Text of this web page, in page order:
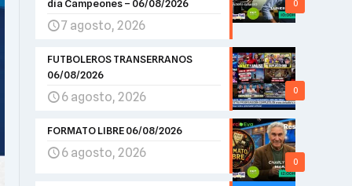
0
día Campeones – 06/08/2026
7 agosto, 2026
0
FUTBOLEROS TRANSERRANOS
06/08/2026
6 agosto, 2026
0
FORMATO LIBRE 06/08/2026
6 agosto, 2026